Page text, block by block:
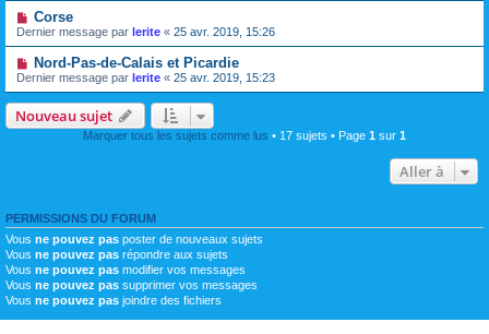
Corse
Dernier message par lerite « 25 avr. 2019, 15:26
Nord-Pas-de-Calais et Picardie
Dernier message par lerite « 25 avr. 2019, 15:23
Nouveau sujet
Marquer tous les sujets comme lus • 17 sujets • Page 1 sur 1
Aller à
PERMISSIONS DU FORUM
Vous ne pouvez pas poster de nouveaux sujets
Vous ne pouvez pas répondre aux sujets
Vous ne pouvez pas modifier vos messages
Vous ne pouvez pas supprimer vos messages
Vous ne pouvez pas joindre des fichiers